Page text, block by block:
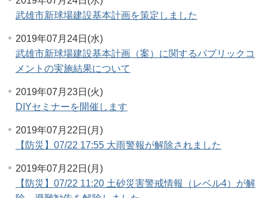
武雄市新球場建設基本計画を策定しました
2019年07月24日(水)
武雄市新球場建設基本計画（案）に関するパブリックコ
メントの実施結果について
2019年07月23日(火)
DIYセミナーを開催します
2019年07月22日(月)
【防災】07/22 17:55 大雨警報が解除されました
2019年07月22日(月)
【防災】07/22 11:20 土砂災害警戒情報（レベル4）が解